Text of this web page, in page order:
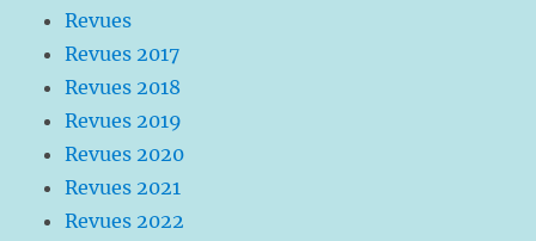
Revues
Revues 2017
Revues 2018
Revues 2019
Revues 2020
Revues 2021
Revues 2022